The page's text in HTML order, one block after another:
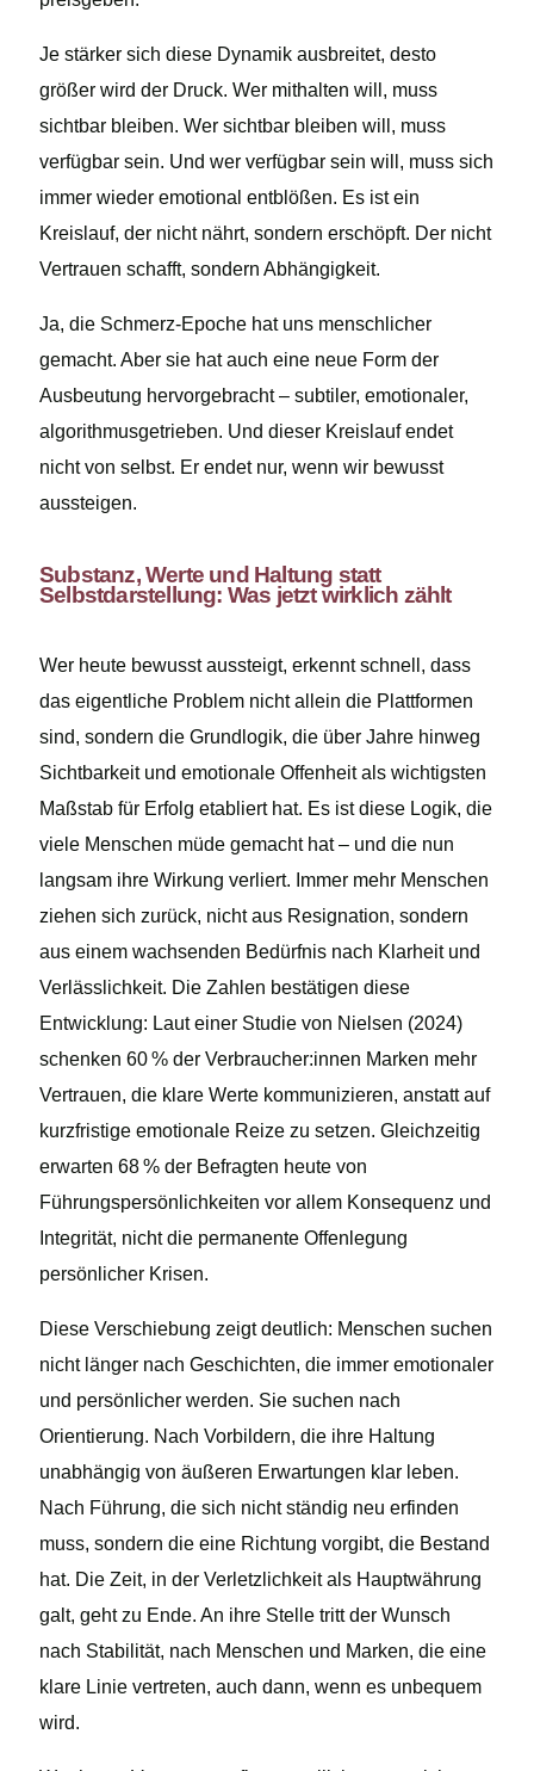
Je stärker sich diese Dynamik ausbreitet, desto
größer wird der Druck. Wer mithalten will, muss
sichtbar bleiben. Wer sichtbar bleiben will, muss
verfügbar sein. Und wer verfügbar sein will, muss sich
immer wieder emotional entblößen. Es ist ein
Kreislauf, der nicht nährt, sondern erschöpft. Der nicht
Vertrauen schafft, sondern Abhängigkeit.
Ja, die Schmerz-Epoche hat uns menschlicher
gemacht. Aber sie hat auch eine neue Form der
Ausbeutung hervorgebracht – subtiler, emotionaler,
algorithmusgetrieben. Und dieser Kreislauf endet
nicht von selbst. Er endet nur, wenn wir bewusst
aussteigen.
Substanz, Werte und Haltung statt
Selbstdarstellung: Was jetzt wirklich zählt
Wer heute bewusst aussteigt, erkennt schnell, dass
das eigentliche Problem nicht allein die Plattformen
sind, sondern die Grundlogik, die über Jahre hinweg
Sichtbarkeit und emotionale Offenheit als wichtigsten
Maßstab für Erfolg etabliert hat. Es ist diese Logik, die
viele Menschen müde gemacht hat – und die nun
langsam ihre Wirkung verliert. Immer mehr Menschen
ziehen sich zurück, nicht aus Resignation, sondern
aus einem wachsenden Bedürfnis nach Klarheit und
Verlässlichkeit. Die Zahlen bestätigen diese
Entwicklung: Laut einer Studie von Nielsen (2024)
schenken 60 % der Verbraucher:innen Marken mehr
Vertrauen, die klare Werte kommunizieren, anstatt auf
kurzfristige emotionale Reize zu setzen. Gleichzeitig
erwarten 68 % der Befragten heute von
Führungspersönlichkeiten vor allem Konsequenz und
Integrität, nicht die permanente Offenlegung
persönlicher Krisen.
Diese Verschiebung zeigt deutlich: Menschen suchen
nicht länger nach Geschichten, die immer emotionaler
und persönlicher werden. Sie suchen nach
Orientierung. Nach Vorbildern, die ihre Haltung
unabhängig von äußeren Erwartungen klar leben.
Nach Führung, die sich nicht ständig neu erfinden
muss, sondern die eine Richtung vorgibt, die Bestand
hat. Die Zeit, in der Verletzlichkeit als Hauptwährung
galt, geht zu Ende. An ihre Stelle tritt der Wunsch
nach Stabilität, nach Menschen und Marken, die eine
klare Linie vertreten, auch dann, wenn es unbequem
wird.